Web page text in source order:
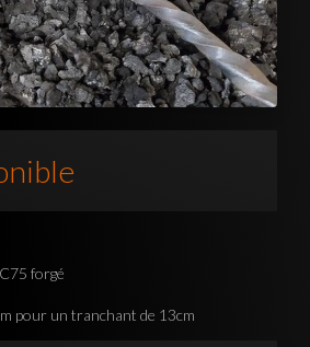
forgé
pour un tranchant de 13cm